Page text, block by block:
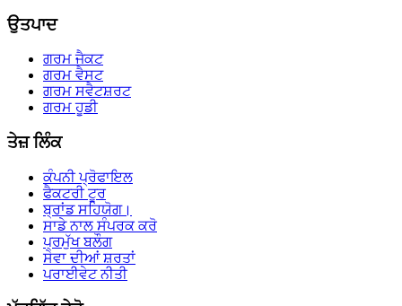
ਉਤਪਾਦ
ਗਰਮ ਜੈਕਟ
ਗਰਮ ਵੈਸਟ
ਗਰਮ ਸਵੈਟਸ਼ਰਟ
ਗਰਮ ਹੂਡੀ
ਤੇਜ਼ ਲਿੰਕ
ਕੰਪਨੀ ਪ੍ਰੋਫਾਇਲ
ਫੈਕਟਰੀ ਟੂਰ
ਬ੍ਰਾਂਡ ਸਹਿਯੋਗ।
ਸਾਡੇ ਨਾਲ ਸੰਪਰਕ ਕਰੋ
ਪ੍ਰਮੁੱਖ ਬਲੌਗ
ਸੇਵਾ ਦੀਆਂ ਸ਼ਰਤਾਂ
ਪਰਾਈਵੇਟ ਨੀਤੀ